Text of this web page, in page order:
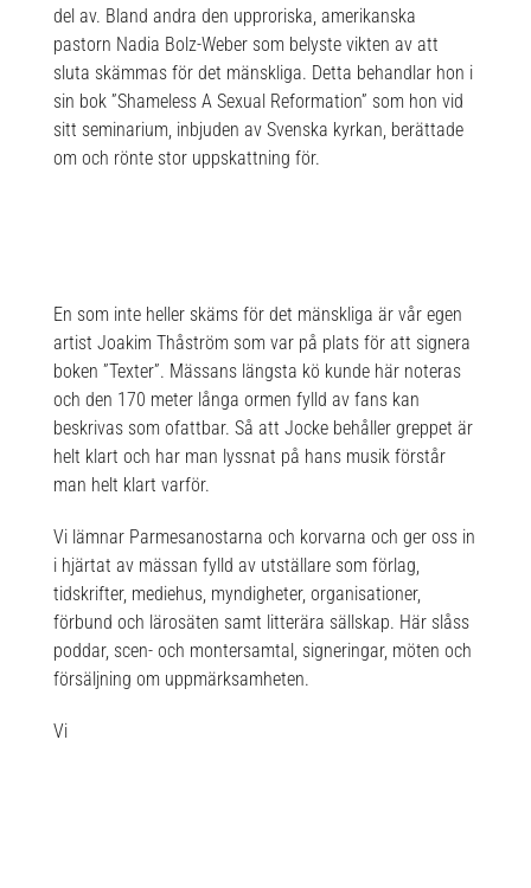
del av. Bland andra den upproriska, amerikanska
pastorn Nadia Bolz-Weber som belyste vikten av att
sluta skämmas för det mänskliga. Detta behandlar hon i
sin bok ”Shameless A Sexual Reformation” som hon vid
sitt seminarium, inbjuden av Svenska kyrkan, berättade
om och rönte stor uppskattning för.
En som inte heller skäms för det mänskliga är vår egen
artist Joakim Thåström som var på plats för att signera
boken ”Texter”. Mässans längsta kö kunde här noteras
och den 170 meter långa ormen fylld av fans kan
beskrivas som ofattbar. Så att Jocke behåller greppet är
helt klart och har man lyssnat på hans musik förstår
man helt klart varför.
Vi lämnar Parmesanostarna och korvarna och ger oss in
i hjärtat av mässan fylld av utställare som förlag,
tidskrifter, mediehus, myndigheter, organisationer,
förbund och lärosäten samt litterära sällskap. Här slåss
poddar, scen- och montersamtal, signeringar, möten och
försäljning om uppmärksamheten.
Vi